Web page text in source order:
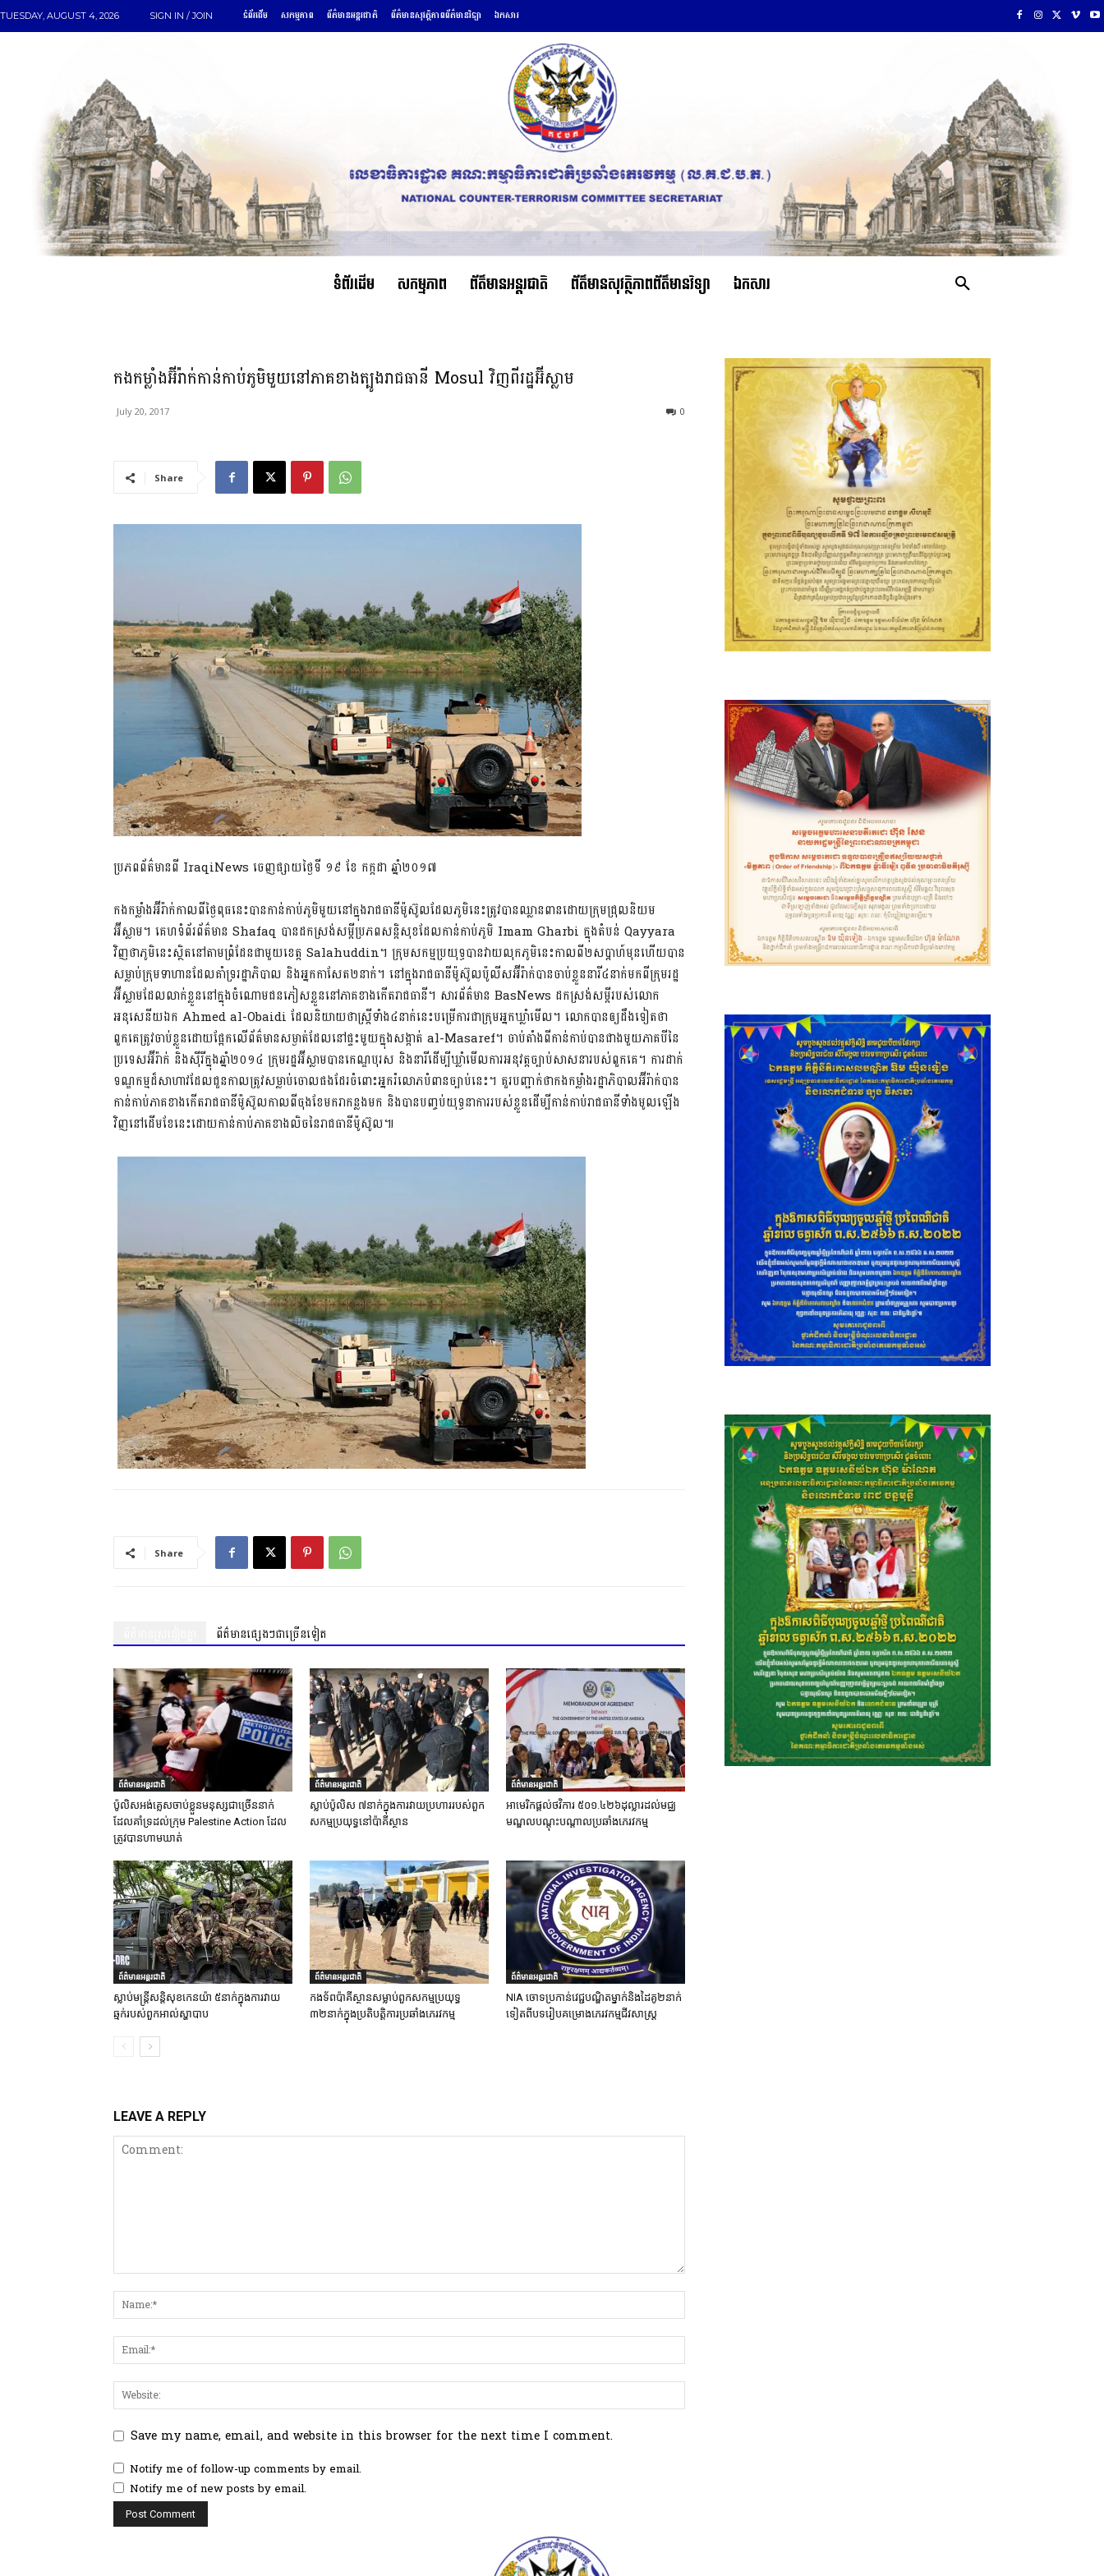
TUESDAY, AUGUST 4, 2026 SIGN IN / JOIN ទំព័រដើម សកម្មភាព ព័ត៌មានអន្តរជាតិ ព័ត៌មានសុវត្ថិភាពព័ត៌មានវិទ្យា ឯកសារ
ទំព័រដើម សកម្មភាព ព័ត៌មានអន្តរជាតិ ព័ត៌មានសុវត្ថិភាពព័ត៌មានវិទ្យា ឯកសារ
កងកម្លាំងអ៊ីរ៉ាក់កាន់កាប់ភូមិមួយនៅភាគខាងត្បូងរាជធានី Mosul វិញពីរដ្ឋអ៊ីស្លាម
July 20, 2017 0
Share
ប្រភពព័ត៌មានពី IraqiNews ចេញផ្សាយថ្ងៃទី ១៩ ខែ កក្កដា ឆ្នាំ២០១៧
កងកម្លាំងអ៊ីរ៉ាក់កាលពីថ្ងៃពុធនេះបានកាន់កាប់ភូមិមួយនៅក្នុងរាជធានីម៉ូស៊ូលដែលភូមិនេះត្រូវបានឈ្លានពានដោយក្រុមជ្រុលនិយម
អ៊ីស្លាម។ គេហទំព័រព័ត៌មាន Shafaq បានដកស្រង់សម្តីប្រភពសន្តិសុខដែលកាន់កាប់ភូមិ Imam Gharbi ក្នុងតំបន់ Qayyara
វិញថាភូមិនេះស្ថិតនៅតាមព្រំដែនជាមួយខេត្ត Salahuddin។ ក្រុមសកម្មប្រយុទ្ធបានវាយលុកភូមិនេះកាលពី២សប្តាហ៍មុនហើយបាន
សម្លាប់ក្រុមទាហានដែលគាំទ្ររដ្ឋាភិបាល និងអ្នកកាសែត២នាក់។ នៅក្នុងរាជធានីម៉ូស៊ូលប៉ូលីសអ៊ីរ៉ាក់បានចាប់ខ្លួននារី៤នាក់មកពីក្រុមរដ្ឋ
អ៊ីស្លាមដែលលាក់ខ្លួននៅក្នុងចំណោមជនភៀសខ្លួននៅភាគខាងកើតរាជធានី។ សារព័ត៌មាន BasNews ដកស្រង់សម្ដីរបស់លោក
អនុសេនីយឯក Ahmed al-Obaidi ដែលនិយាយថាស្ត្រីទាំង៤នាក់នេះបម្រើការជាក្រុមអ្នកឃ្លាំមើល។ លោកបានឲ្យដឹងទៀតថា
ពួកគេត្រូវចាប់ខ្លួនដោយផ្អែកលើព័ត៌មានសម្ងាត់ដែលនៅផ្ទះមួយក្នុងសង្កាត់ al-Masaref។ ចាប់តាំងពីកាន់កាប់បានជាងមួយភាគបីនៃ
ប្រទេសអ៊ីរ៉ាក់ និងស៊ីរីក្នុងឆ្នាំ២០១៤ ក្រុមរដ្ឋអ៊ីស្លាម​បានកេណ្ឌបុរស និងនារីដើម្បីឃ្លាំមើលការអនុវត្តច្បាប់សាសនារបស់ពួកគេ។ ការដាក់
ទណ្ឌកម្មដ៏សាហាវដែលជួនកាលត្រូវសម្លាប់ចោលផងដែរចំពោះអ្នករំលោភបំពានច្បាប់នេះ។ គួរបញ្ជាក់ថាកងកម្លាំងរដ្ឋាភិបាលអ៊ីរ៉ាក់បាន
កាន់កាប់ភាគខាងកើតរាជធានីម៉ូស៊ូលកាលពីចុងខែមករាកន្លងមក និងបានបញ្ចប់យុទ្ធនាការរបស់ខ្លួនដើម្បីកាន់កាប់រាជធានីទាំងមូលឡើង
វិញនៅដើមខែនេះដោយកាន់កាប់ភាគខាងលិចនៃរាជធានីម៉ូស៊ូល៕
Share
ព័ត៌មានផ្សេងៗជាច្រើនទៀត
ព័ត៌មានអន្តរជាតិ
ប៉ូលិសអង់គ្លេសចាប់ខ្លួនមនុស្សជាច្រើននាក់
ដែលគាំទ្រដល់ក្រុម Palestine Action ដែល
ត្រូវបានហាមឃាត់
ព័ត៌មានអន្តរជាតិ
ស្លាប់ប៉ូលិស ៧នាក់ក្នុងការវាយប្រហាររបស់ពួក
សកម្មប្រយុទ្ធនៅប៉ាគីស្ថាន
ព័ត៌មានអន្តរជាតិ
អាមេរិកផ្តល់ថវិការ ៥០១.៤២៦ដុល្លារដល់មជ្ឈ
មណ្ឌលបណ្តុះបណ្តាលប្រឆាំងភេរវកម្ម
ព័ត៌មានអន្តរជាតិ
ស្លាប់មន្ត្រីសន្តិសុខកេនយ៉ា ៥នាក់ក្នុងការវាយ
ឆ្មក់របស់ពួកអាល់ស្ហាបាប
ព័ត៌មានអន្តរជាតិ
កងទ័ពប៉ាគីស្ថានសម្លាប់ពួកសកម្មប្រយុទ្ធ
៣២នាក់ក្នុងប្រតិបត្តិការប្រឆាំងភេរវកម្ម
ព័ត៌មានអន្តរជាតិ
NIA ចោទប្រកាន់វេជ្ជបណ្ឌិតម្នាក់និងដៃគូ២នាក់
ទៀតពីបទរៀបគម្រោងភេរវកម្មជីវសាស្ត្រ
LEAVE A REPLY
Save my name, email, and website in this browser for the next time I comment.
Notify me of follow-up comments by email.
Notify me of new posts by email.